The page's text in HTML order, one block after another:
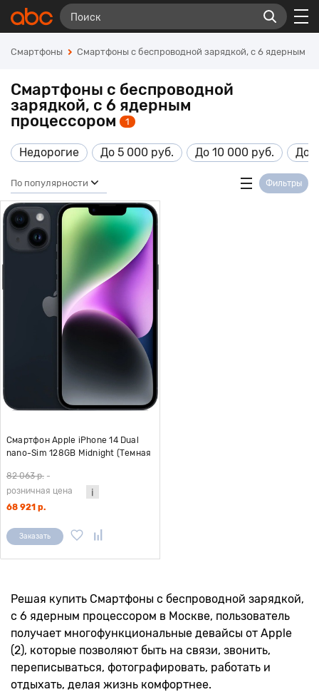
Смартфоны Смартфоны с беспроводной зарядкой, с 6 ядерным
Смартфоны с беспроводной
зарядкой, с 6 ядерным
процессором
1
Недорогие До 5 000 руб. До 10 000 руб. До
По популярности Фильтры
Смартфон Apple iPhone 14 Dual
nano-Sim 128GB Midnight (Темная
82 063 р. -
розничная цена
68 921 р.
Заказать
Решая купить Смартфоны с беспроводной зарядкой,
с 6 ядерным процессором в Москве, пользователь
получает многофункциональные девайсы от Apple
(2), которые позволяют быть на связи, звонить,
переписываться, фотографировать, работать и
отдыхать, делая жизнь комфортнее.